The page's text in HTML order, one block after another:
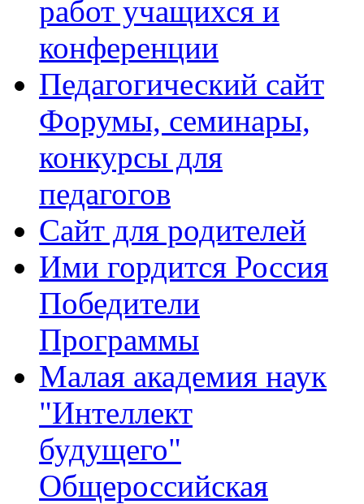
работ учащихся и
конференции
Педагогический сайт
Форумы, семинары,
конкурсы для
педагогов
Сайт для родителей
Ими гордится Россия
Победители
Программы
Малая академия наук
"Интеллект
будущего"
Общероссийская